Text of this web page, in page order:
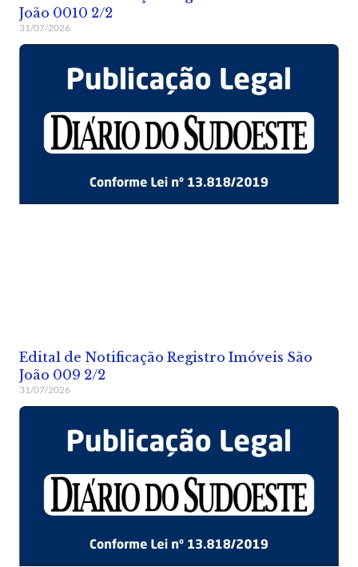
João 0010 2/2
31/07/2026
Edital de Notificação Registro Imóveis São
João 009 2/2
31/07/2026